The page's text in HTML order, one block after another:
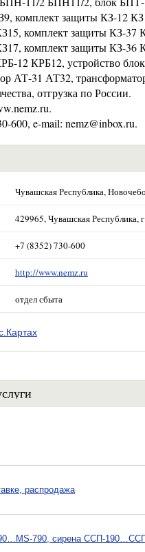
комплект защиты КЗ-12
комплект защиты КЗ-
комплект защиты КЗ-
12 КРБ12, устройство
АТ-31 АТ32,
отгрузка по России.
600, e-mail: nemz@inbox.ru.
Чувашская Республика,
429965, Чувашская Республика,
+7 (8352) 730-600
http://www.nemz.ru
отдел сбыта
распродажа
790, сирена ССП-